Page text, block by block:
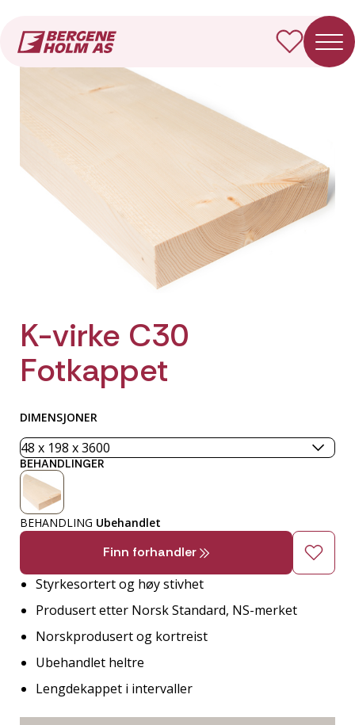
K-virke C30
Fotkappet
DIMENSJONER
BEHANDLINGER
BEHANDLING Ubehandlet
Finn forhandler
Styrkesortert og høy stivhet
Produsert etter Norsk Standard, NS-merket
Norskprodusert og kortreist
Ubehandlet heltre
Lengdekappet i intervaller